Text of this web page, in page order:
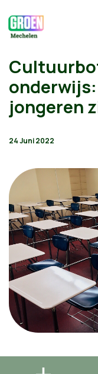
jongeren
24 Juni 2022